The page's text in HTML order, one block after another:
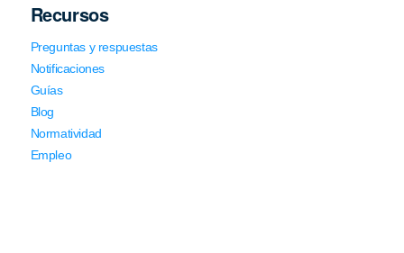
Recursos
Preguntas y respuestas
Notificaciones
Guías
Blog
Normatividad
Empleo